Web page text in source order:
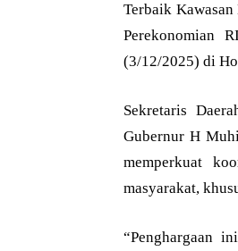
Terbaik
Perekonomian
(3/12/2025) di
Sekretaris
Gubernur H
memperkuat
masyarakat,
“Penghargaan